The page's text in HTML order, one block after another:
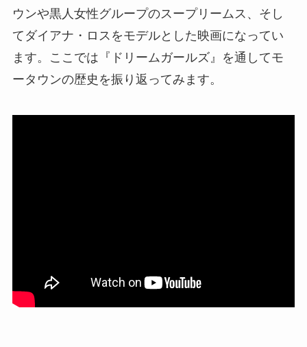
ウンや黒人女性グループのスープリームス、そし
てダイアナ・ロスをモデルとした映画になってい
ます。ここでは『ドリームガールズ』を通してモ
ータウンの歴史を振り返ってみます。